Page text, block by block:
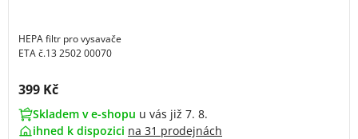
HEPA filtr pro vysavače
ETA č.13 2502 00070
Cena s DPH:
399 Kč
Skladem v e-shopu u vás již 7. 8.
ihned k dispozici na 31 prodejnách